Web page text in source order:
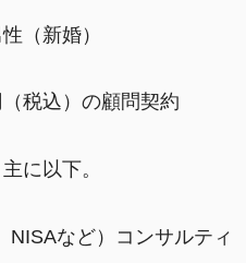
（新婚）
税込）の顧問契約
に以下。
など）コンサルティ